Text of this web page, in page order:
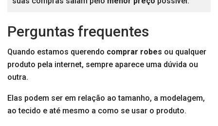
Perguntas frequentes
Quando estamos querendo comprar robes ou qualquer
produto pela internet, sempre aparece uma dúvida ou
outra.
Elas podem ser em relação ao tamanho, a modelagem,
ao tecido e até mesmo a como se usar o produto.